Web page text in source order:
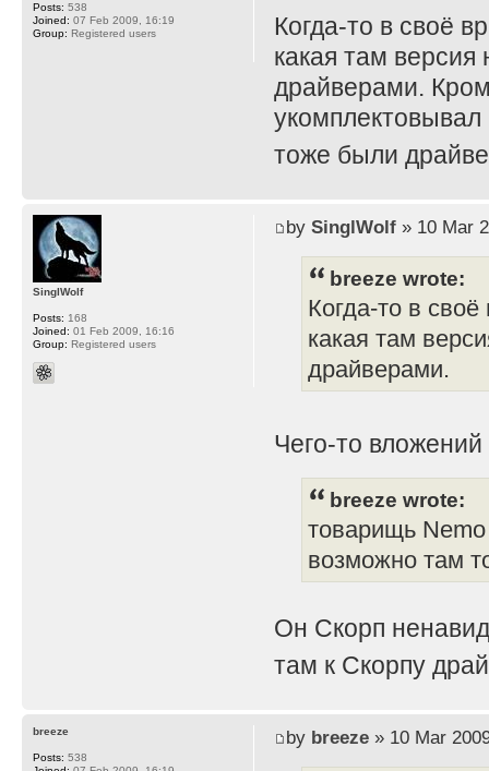
Когда-то в своё
какая там
драйверами.
тоже были
Posts: 538
Joined: 07 Feb 2009, 16:19
Group: Registered users
by SinglWolf» 10 Mar
breeze wrote:
Когда-то в
какая там
драйверами.
Чего-то
breeze wrote:
товарищь
возможно там
Он Скорп
там к Скорпу
SinglWolf
Posts: 168
Joined: 01 Feb 2009, 16:16
Group: Registered users
by breeze» 10 Mar
breeze
Posts: 538